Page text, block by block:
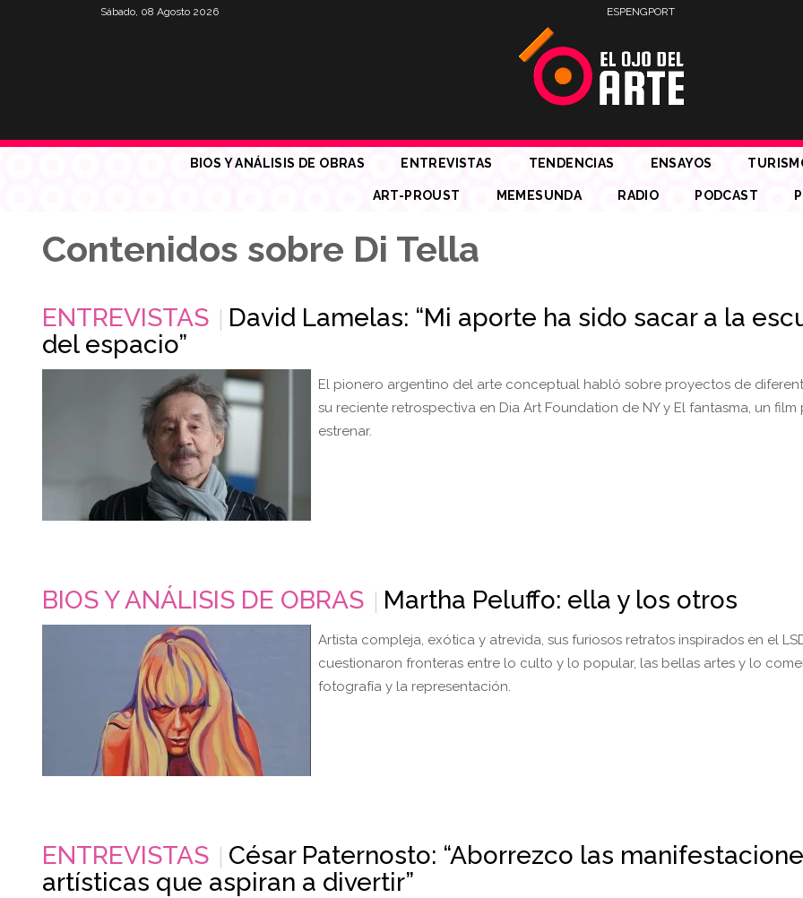
Sábado, 08 Agosto 2026 ESPENGPORT
BIOS Y ANÁLISIS DE OBRAS ENTREVISTAS TENDENCIAS ENSAYOS
ART-PROUST MEMESUNDA RADIO PODCAST
Contenidos sobre Di Tella
ENTREVISTAS
David Lamelas: “Mi aporte ha sido sacar a la
del espacio”
El pionero argentino del arte conceptual habló sobre proyectos de
su reciente retrospectiva en Dia Art Foundation de NY y El fantasma, un film
estrenar.
BIOS Y ANÁLISIS DE OBRAS Martha Peluffo: ella y los otros
Artista compleja, exótica y atrevida, sus furiosos retratos inspirados en el
cuestionaron fronteras entre lo culto y lo popular, las bellas artes y lo
fotografía y la representación.
ENTREVISTAS
César Paternosto: “Aborrezco las
artísticas que aspiran a divertir”